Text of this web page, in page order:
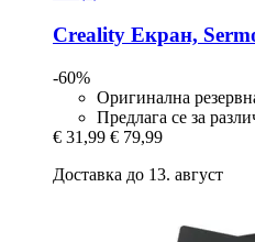
Creality Екран,
-60%
Оригинална
Предлага се за
€ 31,99 € 79,99
Доставка до 13. август